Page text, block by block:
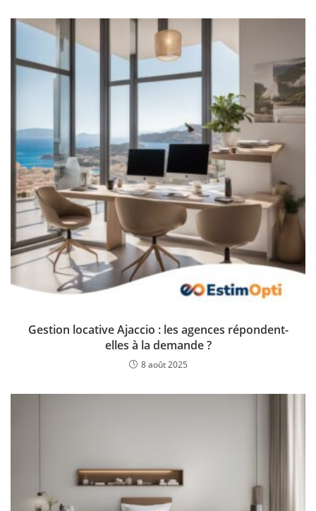
Gestion locative Ajaccio : les agences répondent-
elles à la demande ?
8 août 2025